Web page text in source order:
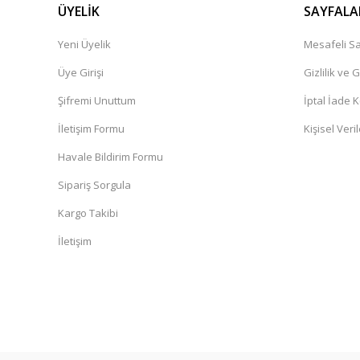
ÜYELİK
Yeni Üyelik
Üye Girişi
Şifremi Unuttum
İletişim Formu
Havale Bildirim Formu
Sipariş Sorgula
Kargo Takibi
İletişim
Mesafeli
Gizlilik ve
İptal İade
Kişisel